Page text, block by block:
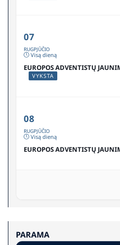
07
RUGPJŪČIO
Visą dieną
EUROPOS ADVENTISTŲ
VYKSTA
08
RUGPJŪČIO
Visą dieną
EUROPOS ADVENTISTŲ
PARAMA